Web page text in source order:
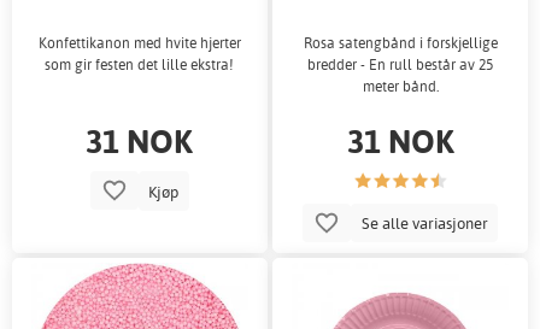
Konfettikanon med hvite hjerter
som gir festen det lille ekstra!
31 NOK
Kjøp
Rosa satengbånd i forskjellige
bredder - En rull består av 25
meter bånd.
31 NOK
Se alle variasjoner